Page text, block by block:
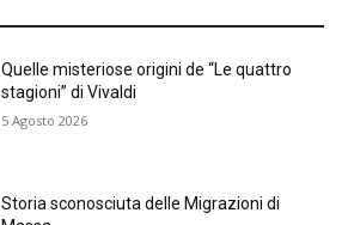
Quelle misteriose origini de “Le quattro
stagioni” di Vivaldi
5 Agosto 2026
Storia sconosciuta delle Migrazioni di